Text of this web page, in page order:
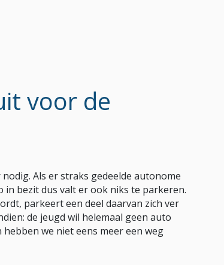
voor de
Als er straks gedeelde autonome
in bezit dus valt er ook niks te parkeren.
parkeert een deel daarvan zich ver
de jeugd wil helemaal geen auto
hebben we niet eens meer een weg